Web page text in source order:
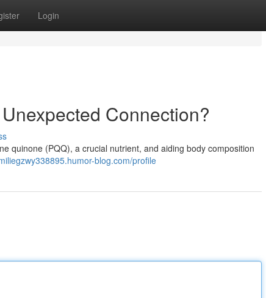
Login
Connection?
quinone (PQQ), a crucial nutrient, and aiding body composition
blog.com/profile